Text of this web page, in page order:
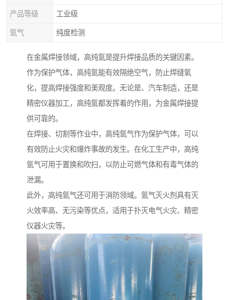
产品等级 工业级
氩气 纯度检测
在金属焊接领域，高纯氩是提升焊接品质的关键因素。
作为保护气体，高纯氩能有效隔绝空气，防止焊缝氧
化，提高焊接强度和美观度。无论是、汽车制造，还是
精密仪器加工，高纯氩都发挥着的作用，为金属焊接提
供可靠的。
在焊接、切割等作业中，高纯氩气作为保护气体，可以
有效防止火灾和爆炸事故的发生。在化工生产中，高纯
氩气可用于置换和吹扫，以防止可燃气体和有毒气体的
泄漏。
此外，高纯氩气还可用于消防领域。氩气灭火剂具有灭
火效率高、无污染等优点，适用于扑灭电气火灾、精密
仪器火灾等。